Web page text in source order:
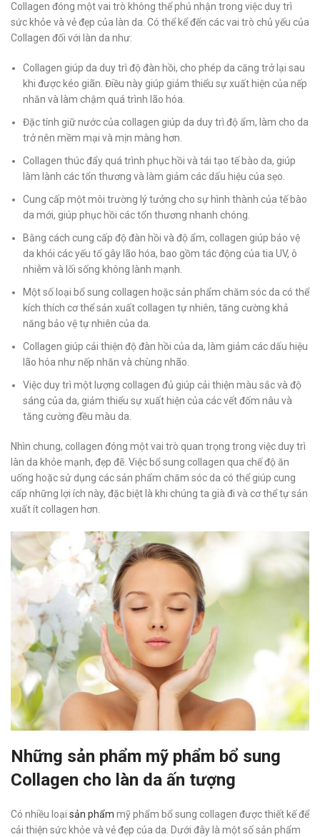
Collagen đóng một vai trò không thể phủ nhận trong việc duy trì
sức khỏe và vẻ đẹp của làn da. Có thể kể đến các vai trò chủ yếu của
Collagen đối với làn da như:
Collagen giúp da duy trì độ đàn hồi, cho phép da căng trở lại sau
khi được kéo giãn. Điều này giúp giảm thiểu sự xuất hiện của nếp
nhăn và làm chậm quá trình lão hóa.
Đặc tính giữ nước của collagen giúp da duy trì độ ẩm, làm cho da
trở nên mềm mại và mịn màng hơn.
Collagen thúc đẩy quá trình phục hồi và tái tạo tế bào da, giúp
làm lành các tổn thương và làm giảm các dấu hiệu của sẹo.
Cung cấp một môi trường lý tưởng cho sự hình thành của tế bào
da mới, giúp phục hồi các tổn thương nhanh chóng.
Bằng cách cung cấp độ đàn hồi và độ ẩm, collagen giúp bảo vệ
da khỏi các yếu tố gây lão hóa, bao gồm tác động của tia UV, ô
nhiễm và lối sống không lành mạnh.
Một số loại bổ sung collagen hoặc sản phẩm chăm sóc da có thể
kích thích cơ thể sản xuất collagen tự nhiên, tăng cường khả
năng bảo vệ tự nhiên của da.
Collagen giúp cải thiện độ đàn hồi của da, làm giảm các dấu hiệu
lão hóa như nếp nhăn và chùng nhão.
Việc duy trì một lượng collagen đủ giúp cải thiện màu sắc và độ
sáng của da, giảm thiểu sự xuất hiện của các vết đốm nâu và
tăng cường đều màu da.
Nhìn chung, collagen đóng một vai trò quan trọng trong việc duy trì
làn da khỏe mạnh, đẹp đẽ. Việc bổ sung collagen qua chế độ ăn
uống hoặc sử dụng các sản phẩm chăm sóc da có thể giúp cung
cấp những lợi ích này, đặc biệt là khi chúng ta già đi và cơ thể tự sản
xuất ít collagen hơn.
Những sản phẩm mỹ phẩm bổ sung
Collagen cho làn da ấn tượng
Có nhiều loại sản phẩm mỹ phẩm bổ sung collagen được thiết kế để
cải thiện sức khỏe và vẻ đẹp của da. Dưới đây là một số sản phẩm